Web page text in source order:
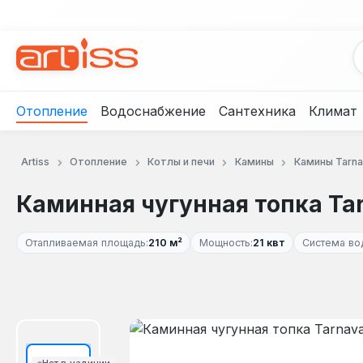
Отопление Водоснабжение Сантехника Климат
Artiss Отопление Котлы и печи Камины Камины
Каминная чугунная топка
Отапливаемая площадь:210 м² Мощность:21 квт Система
Пропустить галерею изображений